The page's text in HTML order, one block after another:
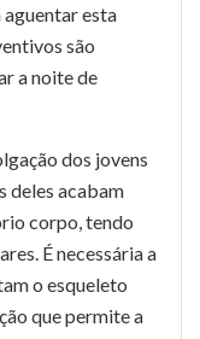
esta
são
a noite de
dos jovens
deles acabam
corpo, tendo
É necessária a
o esqueleto
que permite a